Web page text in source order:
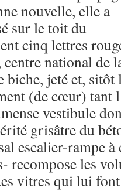
nouvelle, elle a
sur le toit du
cinq lettres
national de
biche, jeté et,
(de cœur) tant
vestibule
grisâtre du
escalier-rampe
recompose les
vitres qui lui